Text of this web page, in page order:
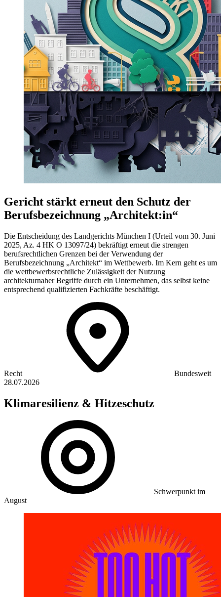
Gericht stärkt erneut den Schutz der
Berufsbezeichnung „Architekt:in“
Die Entscheidung des Landgerichts München I (Urteil vom 30. Juni
2025, Az. 4 HK O 13097/24) bekräftigt erneut die strengen
berufsrechtlichen Grenzen bei der Verwendung der
Berufsbezeichnung „Architekt“ im Wettbewerb. Im Kern geht es um
die wettbewerbsrechtliche Zulässigkeit der Nutzung
architekturnaher Begriffe durch ein Unternehmen, das selbst keine
entsprechend qualifizierten Fachkräfte beschäftigt.
Recht
Bundesweit
28.07.2026
Klimaresilienz & Hitzeschutz
Schwerpunkt im
August